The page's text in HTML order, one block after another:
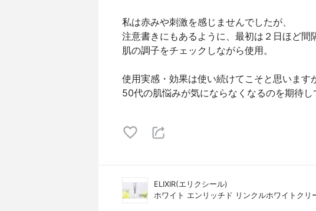
私は赤みや刺激を感じませんでしたが、
注意書きにもあるように、最初は２日ほど間
肌の調子をチェックしながら使用。
使用実感・効果は使い続けてこそと思います
50代の肌悩みが気にならなくなるのを期待し
ELIXIR(エリクシール)
ホワイト エンリッチド リンクルホワイトクリ